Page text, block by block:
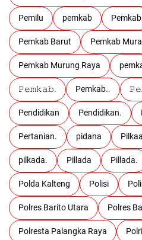
Pemilu pemkab Pemkab
Pemkab Barut Pemkab Mura
Pemkab Murung Raya
𝙿𝚎𝚖𝚔𝚊𝚋. Pemkab..
Pendidikan Pendidikan.
Pertanian. pidana
pilkada. Pillada Pillada.
Polda Kalteng Polisi
Polres Barito Utara Polres
Polresta Palangka Raya Polri